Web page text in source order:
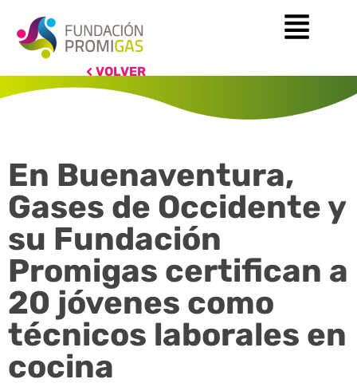
VOLVER
En Buenaventura,
Gases de Occidente y
su Fundación
Promigas certifican a
20 jóvenes como
técnicos laborales en
cocina